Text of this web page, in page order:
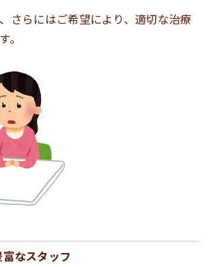
さらにはご希望により、適切な治療
。
なスタッフ